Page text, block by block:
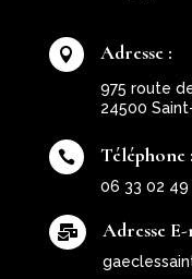
 Adresse :
975 route
24500
 Téléphone :
06 33 02 49
 Adresse E-